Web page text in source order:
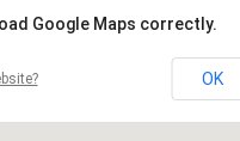
Google Maps correctly.
OK
Google Maps correctly.
OK